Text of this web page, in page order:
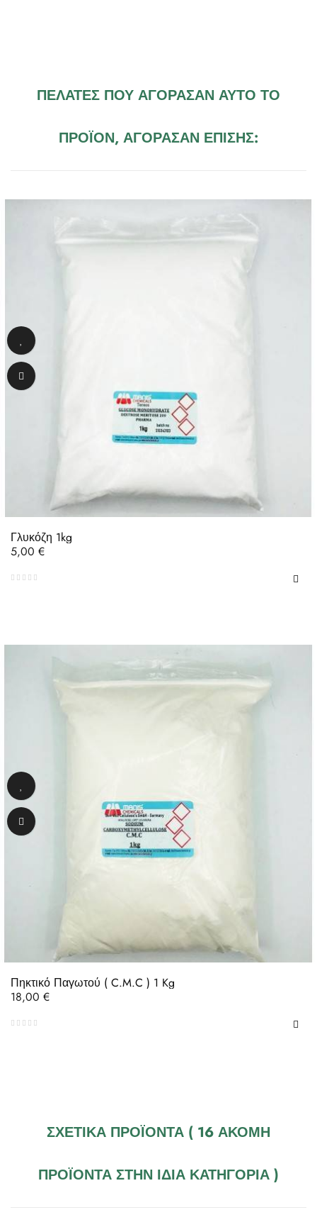
ΠΕΛΆΤΕΣ ΠΟΥ ΑΓΌΡΑΣΑΝ ΑΥΤΌ ΤΟ
ΠΡΟΪΌΝ, ΑΓΌΡΑΣΑΝ ΕΠΊΣΗΣ:
Γλυκόζη 1kg
Τιμή
5,00 €
Πηκτικό Παγωτού ( C.M.C ) 1 Kg
Τιμή
18,00 €
ΣΧΕΤΙΚΆ ΠΡΟΪΌΝΤΑ ( 16 ΑΚΌΜΗ
ΠΡΟΪΌΝΤΑ ΣΤΗΝ ΊΔΙΑ ΚΑΤΗΓΟΡΊΑ )